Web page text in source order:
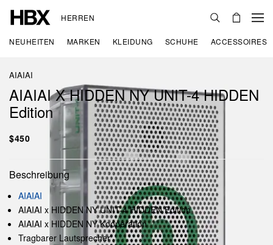
HERREN
NEUHEITEN MARKEN KLEIDUNG SCHUHE ACCESSOIRES
AIAIAI
AIAIAI X HIDDEN NY UNIT-4 HIDDEN
Edition
$450
Beschreibung
AIAIAI
AIAIAI x HIDDEN NY UNIT-4 HIDDEN Edition
AIAIAI x HIDDEN NY Kooperation
Tragbarer Lautsprecher